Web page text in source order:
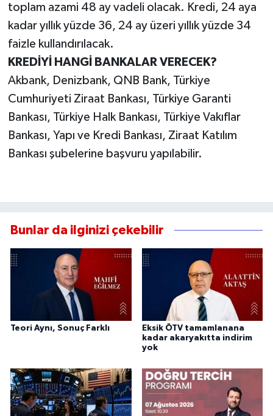
toplam azami 48 ay vadeli olacak. Kredi, 24 aya
kadar yıllık yüzde 36, 24 ay üzeri yıllık yüzde 34
faizle kullandırılacak.
KREDİYİ HANGİ BANKALAR VERECEK?
Akbank, Denizbank, QNB Bank, Türkiye
Cumhuriyeti Ziraat Bankası, Türkiye Garanti
Bankası, Türkiye Halk Bankası, Türkiye Vakıflar
Bankası, Yapı ve Kredi Bankası, Ziraat Katılım
Bankası şubelerine başvuru yapılabilir.
Bunlar da ilginizi çekebilir
Teori Aynı, Sonuç Farklı
Eksik ÖTV tamamlanana
kadar akaryakıtta indirim
yok